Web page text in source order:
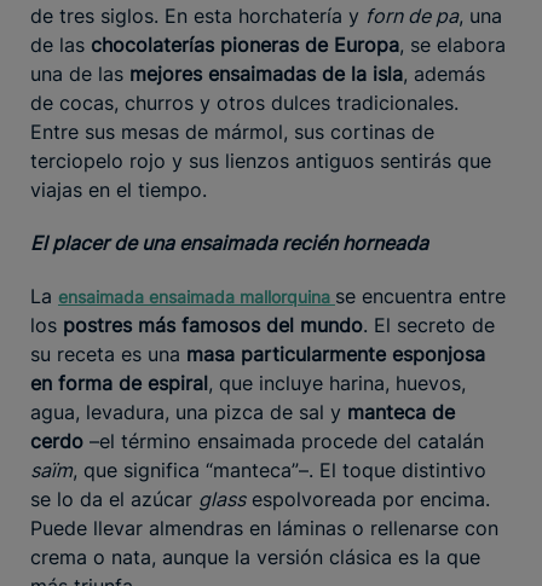
de tres siglos. En esta horchatería y forn de pa, una
de las chocolaterías pioneras de Europa, se elabora
una de las mejores ensaimadas de la isla, además
de cocas, churros y otros dulces tradicionales.
Entre sus mesas de mármol, sus cortinas de
terciopelo rojo y sus lienzos antiguos sentirás que
viajas en el tiempo.
El placer de una ensaimada recién horneada
La ensaimada ensaimada mallorquina se encuentra entre
los postres más famosos del mundo. El secreto de
su receta es una masa particularmente esponjosa
en forma de espiral, que incluye harina, huevos,
agua, levadura, una pizca de sal y manteca de
cerdo –el término ensaimada procede del catalán
saïm, que significa “manteca”–. El toque distintivo
se lo da el azúcar glassespolvoreada por encima.
Puede llevar almendras en láminas o rellenarse con
crema o nata, aunque la versión clásica es la que